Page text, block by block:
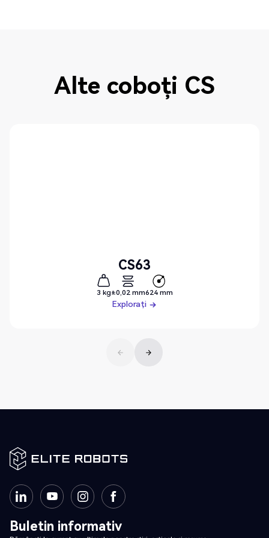
Alte coboți CS
CS63
3 kg±0,02 mm624 mm
Explorați
Buletin informativ